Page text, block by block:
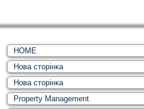
HOME
Нова сторінка
Нова сторінка
Property Management